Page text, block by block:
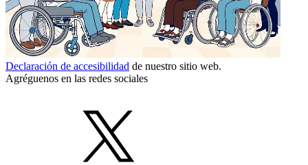
Declaración de accesibilidad de nuestro sitio web.
Agréguenos en las redes sociales